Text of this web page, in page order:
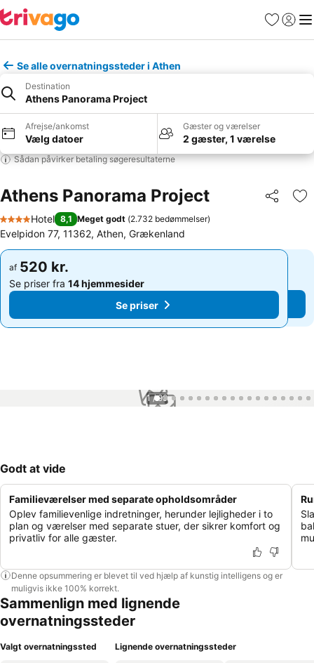
Favoritter
Log ind
Se alle overnatningssteder i Athen
Destination
Athens Panorama Project
Afrejse/ankomst
Vælg datoer
Gæster og værelser
2 gæster, 1 værelse
Sådan påvirker betaling søgeresultaterne
Athens Panorama Project Del
4 Stjerner
Hotel 8,1 Meget godt (2.732 bedømmelser)
Evelpidon 77, 11362, Athen, Grækenland
af 520 kr.
Se priser fra 14 hjemmesider
Se priser
af 520 kr.
Se priser fra 14 hjemmesider
Se priser
1 / 99
Godt at vide
Familieværelser med separate opholdsområder
Oplev familievenlige indretninger, herunder lejligheder i to
plan og værelser med separate stuer, der sikrer komfort og
privatliv for alle gæster.
Denne opsummering er blevet til ved hjælp af kunstig intelligens og er
muligvis ikke 100% korrekt.
Sammenlign med lignende
overnatningssteder
Valgt overnatningssted Lignende overnatningssteder